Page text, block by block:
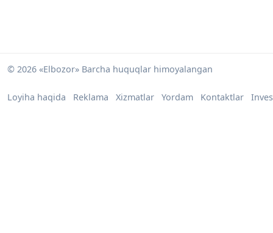
© 2026 «Elbozor» Barcha huquqlar himoyalangan
Loyiha haqida Reklama Xizmatlar Yordam Kontaktlar